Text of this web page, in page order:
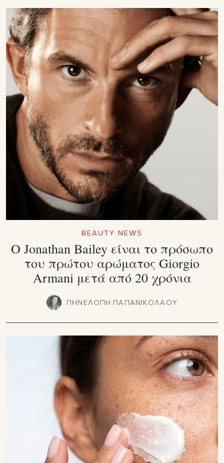
BEAUTY NEWS
Ο Jonathan Bailey είναι το πρόσωπο
του πρώτου αρώματος Giorgio
Armani μετά από 20 χρόνια
ΠΗΝΕΛΟΠΗ ΠΑΠΑΝΙΚΟΛΑΟΥ